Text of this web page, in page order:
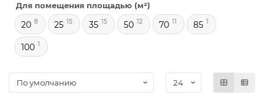
Для помещения площадью (м²)
20 8 25 15 35 15 50 12 70 11 85 1
100 1